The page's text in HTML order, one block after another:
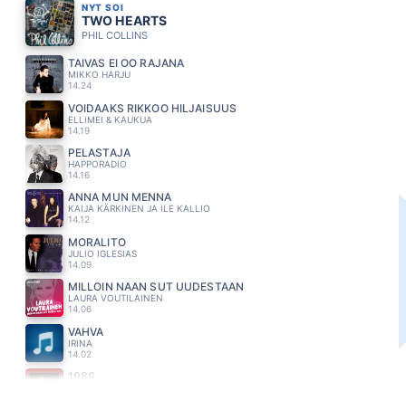
NYT SOI
TWO HEARTS
PHIL COLLINS
TAIVAS EI OO RAJANA
MIKKO HARJU
14.24
VOIDAAKS RIKKOO HILJAISUUS
ELLIMEI & KAUKUA
14.19
PELASTAJA
HAPPORADIO
14.16
ANNA MUN MENNA
KAIJA KÄRKINEN JA ILE KALLIO
14.12
MORALITO
JULIO IGLESIAS
14.09
MILLOIN NÄÄN SUT UUDESTAAN
LAURA VOUTILAINEN
14.06
VAHVA
IRINA
14.02
1986